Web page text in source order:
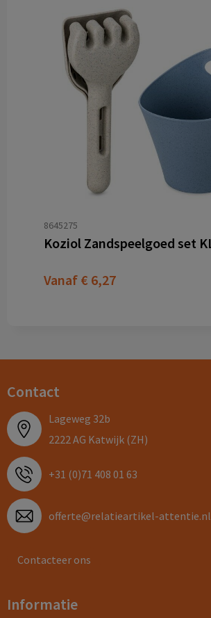
8645275
Vanaf € 6,27
Contact
Lageweg 32b
2222 AG Katwijk (ZH)
+31 (0)71 408 01 63
offerte@relatieartikel-attentie.nl
Contacteer ons
Informatie